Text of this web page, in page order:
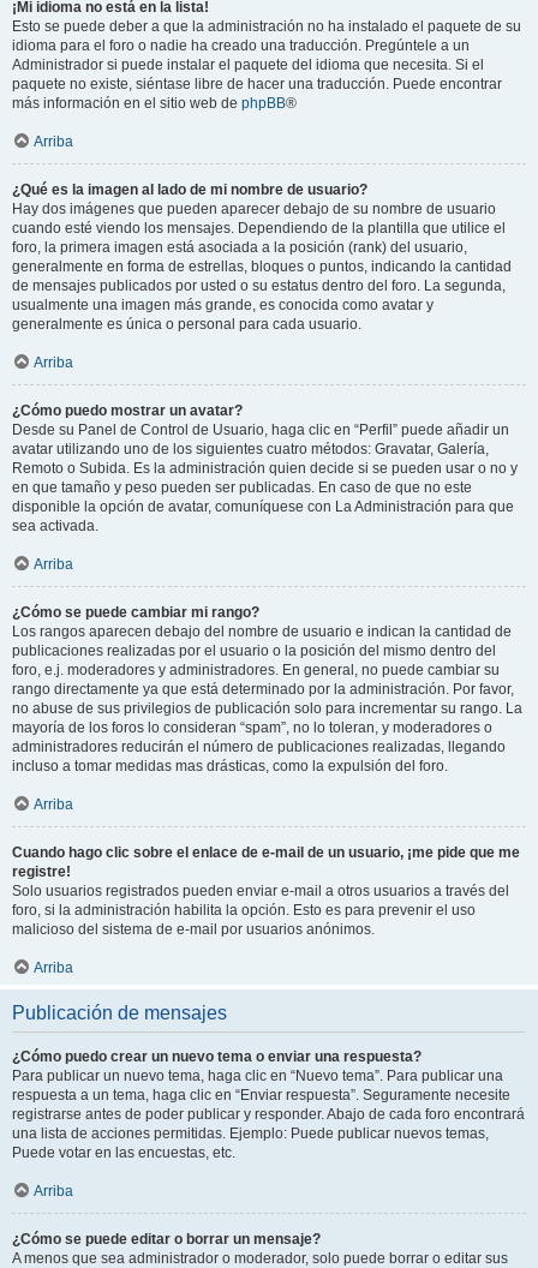
¡Mi idioma no está en la lista!
Esto se puede deber a que la administración no ha instalado el paquete de su
idioma para el foro o nadie ha creado una traducción. Pregúntele a un
Administrador si puede instalar el paquete del idioma que necesita. Si el
paquete no existe, siéntase libre de hacer una traducción. Puede encontrar
más información en el sitio web de phpBB®
Arriba
¿Qué es la imagen al lado de mi nombre de usuario?
Hay dos imágenes que pueden aparecer debajo de su nombre de usuario
cuando esté viendo los mensajes. Dependiendo de la plantilla que utilice el
foro, la primera imagen está asociada a la posición (rank) del usuario,
generalmente en forma de estrellas, bloques o puntos, indicando la cantidad
de mensajes publicados por usted o su estatus dentro del foro. La segunda,
usualmente una imagen más grande, es conocida como avatar y
generalmente es única o personal para cada usuario.
Arriba
¿Cómo puedo mostrar un avatar?
Desde su Panel de Control de Usuario, haga clic en “Perfil” puede añadir un
avatar utilizando uno de los siguientes cuatro métodos: Gravatar, Galería,
Remoto o Subida. Es la administración quien decide si se pueden usar o no y
en que tamaño y peso pueden ser publicadas. En caso de que no este
disponible la opción de avatar, comuníquese con La Administración para que
sea activada.
Arriba
¿Cómo se puede cambiar mi rango?
Los rangos aparecen debajo del nombre de usuario e indican la cantidad de
publicaciones realizadas por el usuario o la posición del mismo dentro del
foro, e.j. moderadores y administradores. En general, no puede cambiar su
rango directamente ya que está determinado por la administración. Por favor,
no abuse de sus privilegios de publicación solo para incrementar su rango. La
mayoría de los foros lo consideran “spam”, no lo toleran, y moderadores o
administradores reducirán el número de publicaciones realizadas, llegando
incluso a tomar medidas mas drásticas, como la expulsión del foro.
Arriba
Cuando hago clic sobre el enlace de e-mail de un usuario, ¡me pide que me
registre!
Solo usuarios registrados pueden enviar e-mail a otros usuarios a través del
foro, si la administración habilita la opción. Esto es para prevenir el uso
malicioso del sistema de e-mail por usuarios anónimos.
Arriba
Publicación de mensajes
¿Cómo puedo crear un nuevo tema o enviar una respuesta?
Para publicar un nuevo tema, haga clic en “Nuevo tema”. Para publicar una
respuesta a un tema, haga clic en “Enviar respuesta”. Seguramente necesite
registrarse antes de poder publicar y responder. Abajo de cada foro encontrará
una lista de acciones permitidas. Ejemplo: Puede publicar nuevos temas,
Puede votar en las encuestas, etc.
Arriba
¿Cómo se puede editar o borrar un mensaje?
A menos que sea administrador o moderador, solo puede borrar o editar sus